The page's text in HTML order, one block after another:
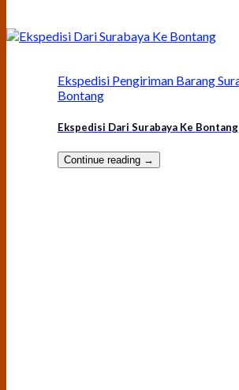
Ekspedisi Pengiriman Barang
Bontang
Ekspedisi Dari Surabaya Ke Bontang
Continue reading →